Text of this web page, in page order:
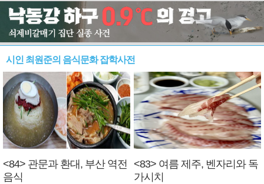
시인 최원준의 음식문화 잡학사전
<84> 관문과 환대, 부산 역전
음식
<83> 여름 제주, 벤자리와 독
가시치